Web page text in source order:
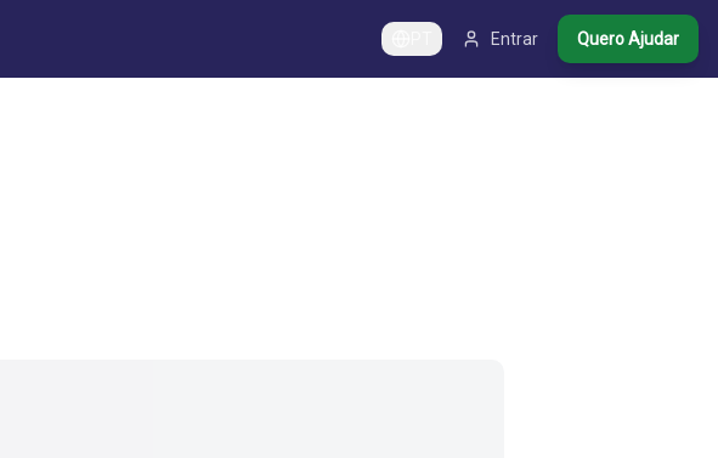
Entrar Quero Ajudar